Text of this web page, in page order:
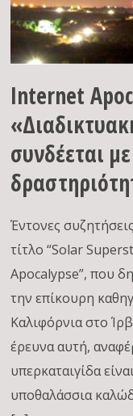
Internet
συνδέεται
Έντονες
τίτλο “Solar
Apocalypse”, που
την επίκουρη
Καλιφόρνια στο
έρευνα αυτή,
υπερκαταιγίδα
υποθαλάσσια